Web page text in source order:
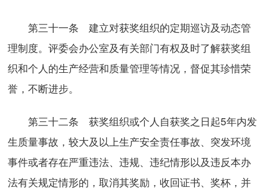
第三十一条 建立对获奖组织的定期巡访及动态管
理制度。评委会办公室及有关部门有权及时了解获奖组
织和个人的生产经营和质量管理等情况，督促其珍惜荣
誉，不断进步。
第三十二条 获奖组织或个人自获奖之日起5年内发
生质量事故，较大及以上生产安全责任事故、突发环境
事件或者存在严重违法、违规、违纪情形以及违反本办
法有关规定情形的，取消其奖励，收回证书、奖杯，并